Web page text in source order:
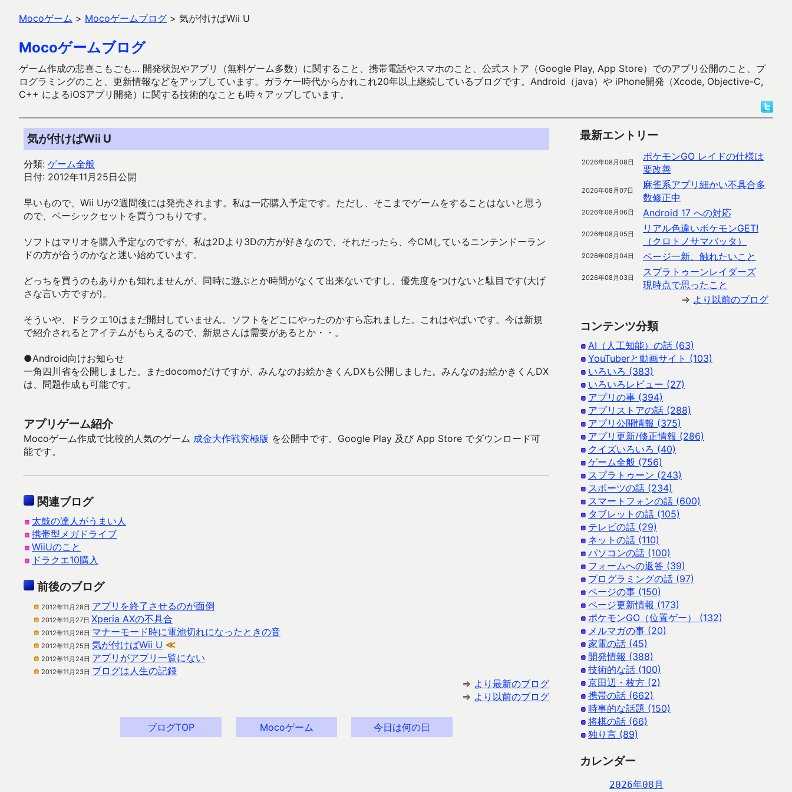
Mocoゲーム > Mocoゲームブログ > 気が付けばWii U
Mocoゲームブログ
ゲーム作成の悲喜こもごも… 開発状況やアプリ（無料ゲーム多数）に関すること、携帯電話やスマホのこと、公式ストア（Google Play, App Store）でのアプリ公開のこと、プ
ログラミングのこと、更新情報などをアップしています。ガラケー時代からかれこれ20年以上継続しているブログです。Android（java）や iPhone開発（Xcode, Objective-C,
C++ によるiOSアプリ開発）に関する技術的なことも時々アップしています。
気が付けばWii U
分類: ゲーム全般
日付: 2012年11月25日公開
早いもので、Wii Uが2週間後には発売されます。私は一応購入予定です。ただし、そこまでゲームをすることはないと思う
ので、ベーシックセットを買うつもりです。
ソフトはマリオを購入予定なのですが、私は2Dより3Dの方が好きなので、それだったら、今CMしているニンテンドーラン
ドの方が合うのかなと迷い始めています。
どっちを買うのもありかも知れませんが、同時に遊ぶとか時間がなくて出来ないですし、優先度をつけないと駄目です(大げ
さな言い方ですが)。
そういや、ドラクエ10はまだ開封していません。ソフトをどこにやったのかすら忘れました。これはやばいです。今は新規
で紹介されるとアイテムがもらえるので、新規さんは需要があるとか・・。
●Android向けお知らせ
一角四川省を公開しました。またdocomoだけですが、みんなのお絵かきくんDXも公開しました。みんなのお絵かきくんDX
は、問題作成も可能です。
アプリゲーム紹介
Mocoゲーム作成で比較的人気のゲーム 成金大作戦究極版 を公開中です。Google Play 及び App Store でダウンロード可
能です。
関連ブログ
太鼓の達人がうまい人
携帯型メガドライブ
WiiUのこと
ドラクエ10購入
前後のブログ
2012年11月28日 アプリを終了させるのが面倒
2012年11月27日 Xperia AXの不具合
2012年11月26日 マナーモード時に電池切れになったときの音
2012年11月25日 気が付けばWii U ≪
2012年11月24日 アプリがアプリ一覧にない
2012年11月23日 ブログは人生の記録
⇒ より最新のブログ
⇒ より以前のブログ
ブログTOP Mocoゲーム 今日は何の日
最新エントリー
2026年08月08日
ポケモンGO レイドの仕様は
要改善
2026年08月07日
麻雀系アプリ細かい不具合多
数修正中
2026年08月06日 Android 17 への対応
2026年08月05日
リアル色違いポケモンGET!
（クロトノサマバッタ）
2026年08月04日 ページ一新、触れたいこと
2026年08月03日
スプラトゥーンレイダーズ
現時点で思ったこと
⇒ より以前のブログ
コンテンツ分類
AI（人工知能）の話 (63)
YouTuberと動画サイト (103)
いろいろ (383)
いろいろレビュー (27)
アプリの事 (394)
アプリストアの話 (288)
アプリ公開情報 (375)
アプリ更新/修正情報 (286)
クイズいろいろ (40)
ゲーム全般 (756)
スプラトゥーン (243)
スポーツの話 (234)
スマートフォンの話 (600)
タブレットの話 (105)
テレビの話 (29)
ネットの話 (110)
パソコンの話 (100)
フォームへの返答 (39)
プログラミングの話 (97)
ページの事 (150)
ページ更新情報 (173)
ポケモンGO（位置ゲー） (132)
メルマガの事 (20)
家電の話 (45)
開発情報 (388)
技術的な話 (100)
京田辺・枚方 (2)
携帯の話 (662)
時事的な話題 (150)
将棋の話 (66)
独り言 (89)
カレンダー
2026年08月